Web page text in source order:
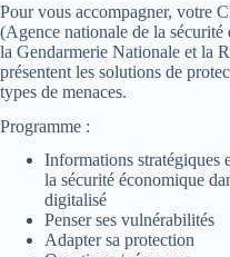
Pour vous accompagner, votre
(Agence nationale de la sécurité
la Gendarmerie Nationale et la
présentent les solutions de
types de menaces.
Programme :
Informations stratégiques
la sécurité économique
digitalisé
Penser ses vulnérabilités
Adapter sa protection